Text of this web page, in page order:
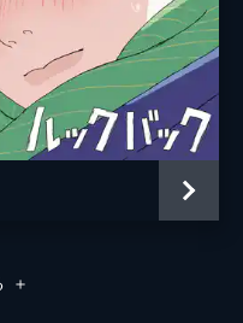
熊谷宜和
＋